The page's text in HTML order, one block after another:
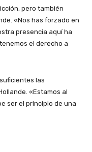
pero también
«Nos has forzado en
presencia aquí ha
el derecho a
las
«Estamos al
ser el principio de una